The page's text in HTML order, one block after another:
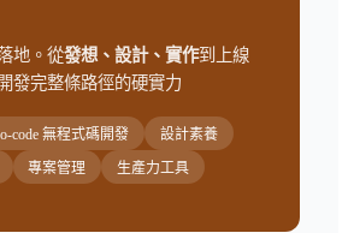
地。從發想、設計、實作到上線
發完整條路徑的硬實力
code 無程式碼開發
設計素養
專案管理 生產力工具